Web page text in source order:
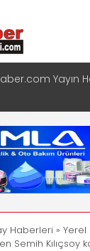
Yayın
Taşımacılıkta
OSB Bölge
Esnaf Rehberi
Aksaray
Haberleri »
Semih Kılıçsoy